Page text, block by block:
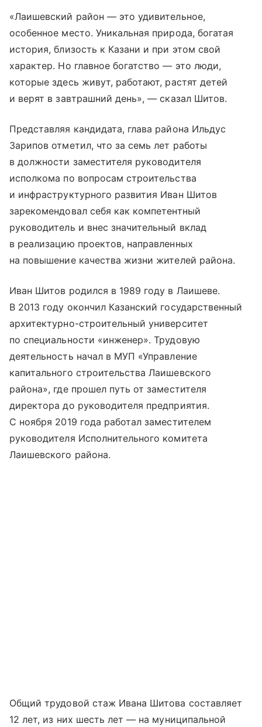
«Лаишевский район — это удивительное,
особенное место. Уникальная природа, богатая
история, близость к Казани и при этом свой
характер. Но главное богатство — это люди,
которые здесь живут, работают, растят детей
и верят в завтрашний день», — сказал Шитов.
Представляя кандидата, глава района Ильдус
Зарипов отметил, что за семь лет работы
в должности заместителя руководителя
исполкома по вопросам строительства
и инфраструктурного развития Иван Шитов
зарекомендовал себя как компетентный
руководитель и внес значительный вклад
в реализацию проектов, направленных
на повышение качества жизни жителей района.
Иван Шитов родился в 1989 году в Лаишеве.
В 2013 году окончил Казанский государственный
архитектурно-строительный университет
по специальности «инженер». Трудовую
деятельность начал в МУП «Управление
капитального строительства Лаишевского
района», где прошел путь от заместителя
директора до руководителя предприятия.
С ноября 2019 года работал заместителем
руководителя Исполнительного комитета
Лаишевского района.
Общий трудовой стаж Ивана Шитова составляет
12 лет, из них шесть лет — на муниципальной